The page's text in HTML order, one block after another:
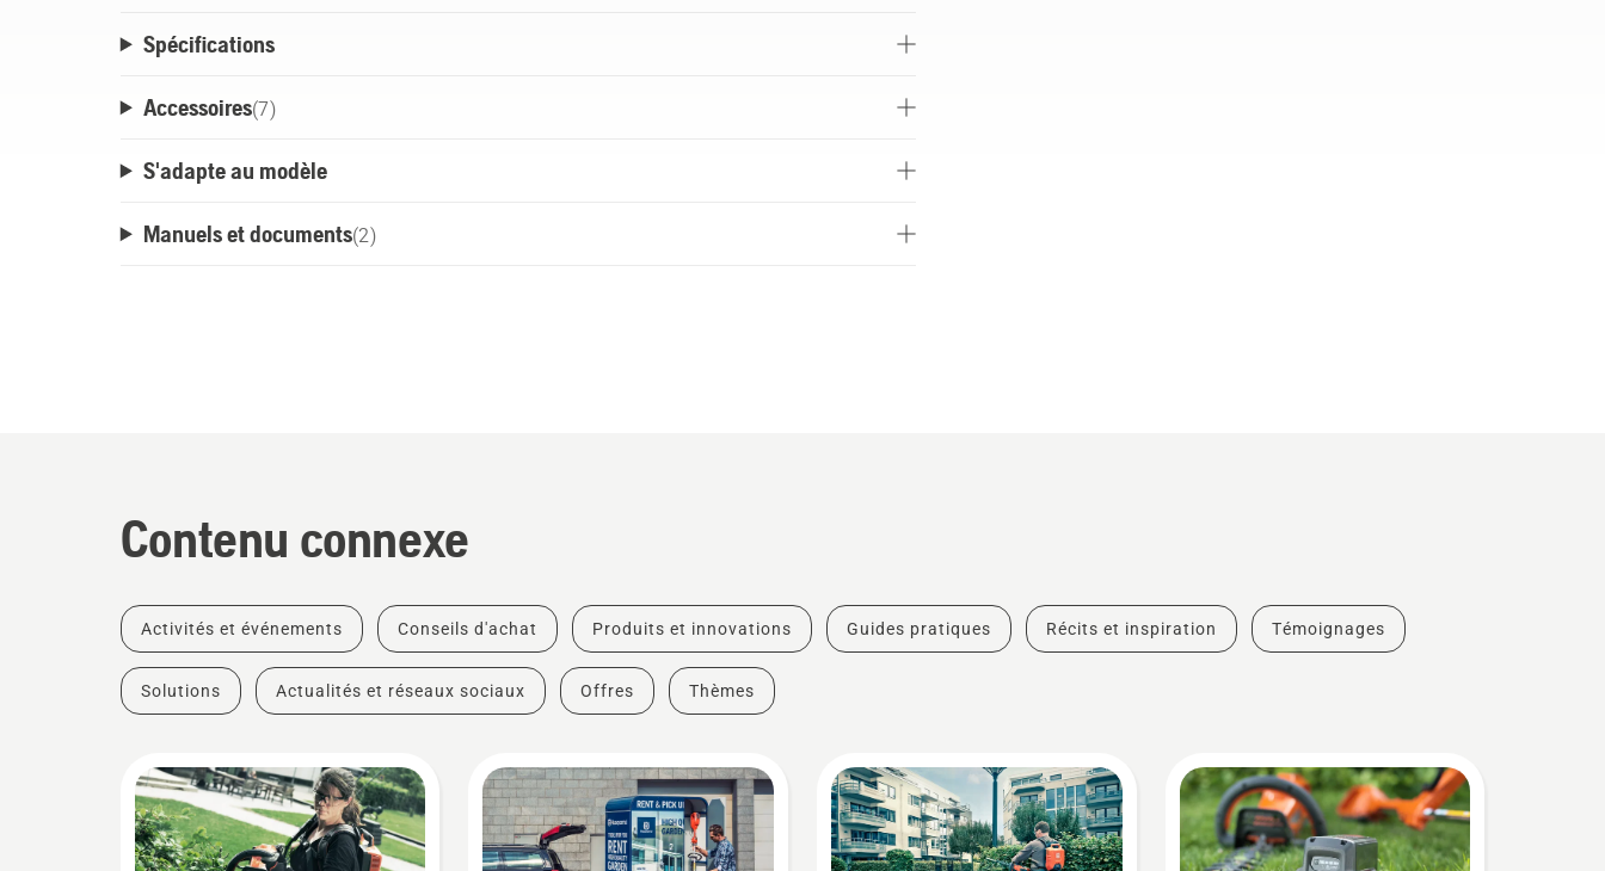
Spécifications
Accessoires(7)
S'adapte au modèle
Manuels et documents(2)
Contenu connexe
Activités et événements Conseils d'achat Produits et innovations Guides pratiques Récits et inspiration Témoignages
Solutions Actualités et réseaux sociaux Offres Thèmes